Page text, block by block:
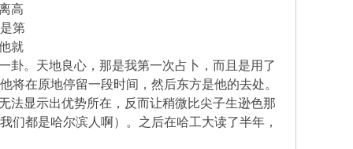
高
第
就
卦。天地良心，那是我第一次占卜，而且是用了
在原地停留一段时间，然后东方是他的去处。
法显示出优势所在，反而让稍微比尖子生逊色那
都是哈尔滨人啊）。之后在哈工大读了半年，